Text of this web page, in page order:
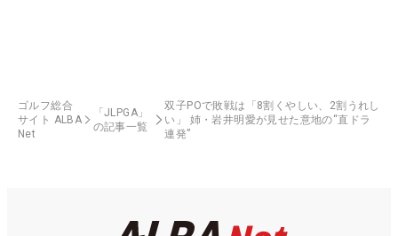
ゴルフ総合
サイト ALBA
Net
「JLPGA」
の記事一覧
双子POで敗戦は「8割くやしい、2割うれし
い」 姉・岩井明愛が見せた意地の“直ドラ
連発”